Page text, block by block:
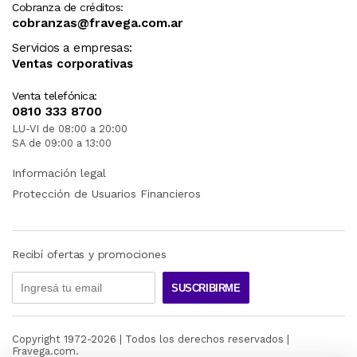
Cobranza de créditos:
cobranzas@fravega.com.ar
Servicios a empresas:
Ventas corporativas
Venta telefónica:
0810 333 8700
LU-VI de 08:00 a 20:00
SA de 09:00 a 13:00
Información legal
Protección de Usuarios Financieros
Recibí ofertas y promociones
SUSCRIBIRME
Copyright 1972-2026 | Todos los derechos reservados |
Fravega.com.